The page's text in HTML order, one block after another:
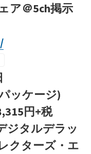
ア＠5ch掲示
ッケージ)
円+税
ラッ
クターズ・エ